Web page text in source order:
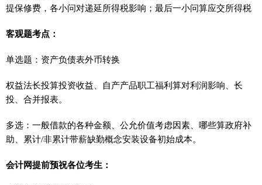
提保修费，各小问对递延所得税影响；最后一小问算应交所得税
客观题考点：
单选题：资产负债表外币转换
权益法长投算投资收益、自产产品职工福利算对利润影响、长
投、合并报表。
多选：一般借款的各种金额、公允价值考虑因素、哪些算政府补
助、累计/非累计带薪缺勤概念安装设备初始成本。
会计网提前预祝各位考生：